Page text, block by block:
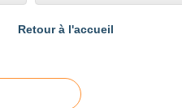
Retour à l'accueil